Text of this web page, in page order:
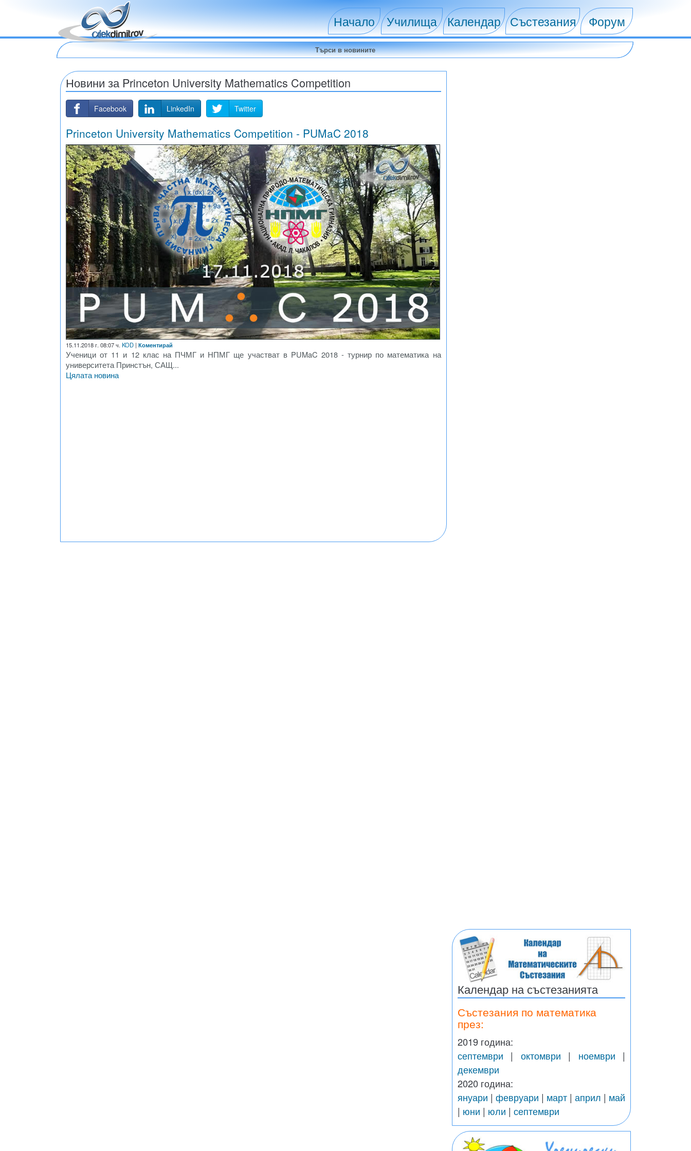
Начало Училища Календар Състезания Форум
Новини за Princeton University Mathematics Competition
Facebook LinkedIn Twitter
Princeton University Mathematics Competition - PUMaC 2018
15.11.2018 г. 08:07 ч. KOD | Коментирай
Ученици от 11 и 12 клас на ПЧМГ и НПМГ ще участват в PUMaC 2018 - турнир по математика на
университета Принстън, САЩ...
Цялата новина
Календар на състезанията
Състезания по математика
през:
2019 година:
септември | октомври | ноември |
декември
2020 година:
януари | февруари | март| април | май
| юни | юли | септември